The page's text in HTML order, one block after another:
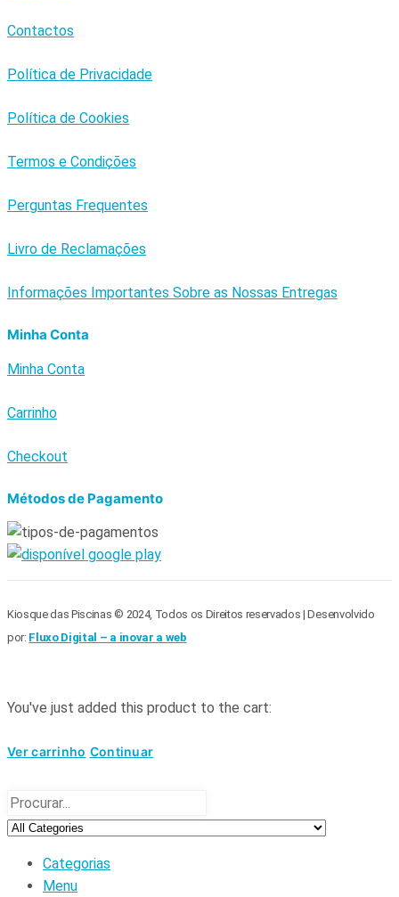
Contactos
Política de Privacidade
Política de Cookies
Termos e Condições
Perguntas Frequentes
Livro de Reclamações
Informações Importantes Sobre as Nossas Entregas
Minha Conta
Minha Conta
Carrinho
Checkout
Métodos de Pagamento
Kiosque das Piscinas © 2024, Todos os Direitos reservados | Desenvolvido
por: Fluxo Digital – a inovar a web
You've just added this product to the cart:
Ver carrinho Continuar
Categorias
Menu